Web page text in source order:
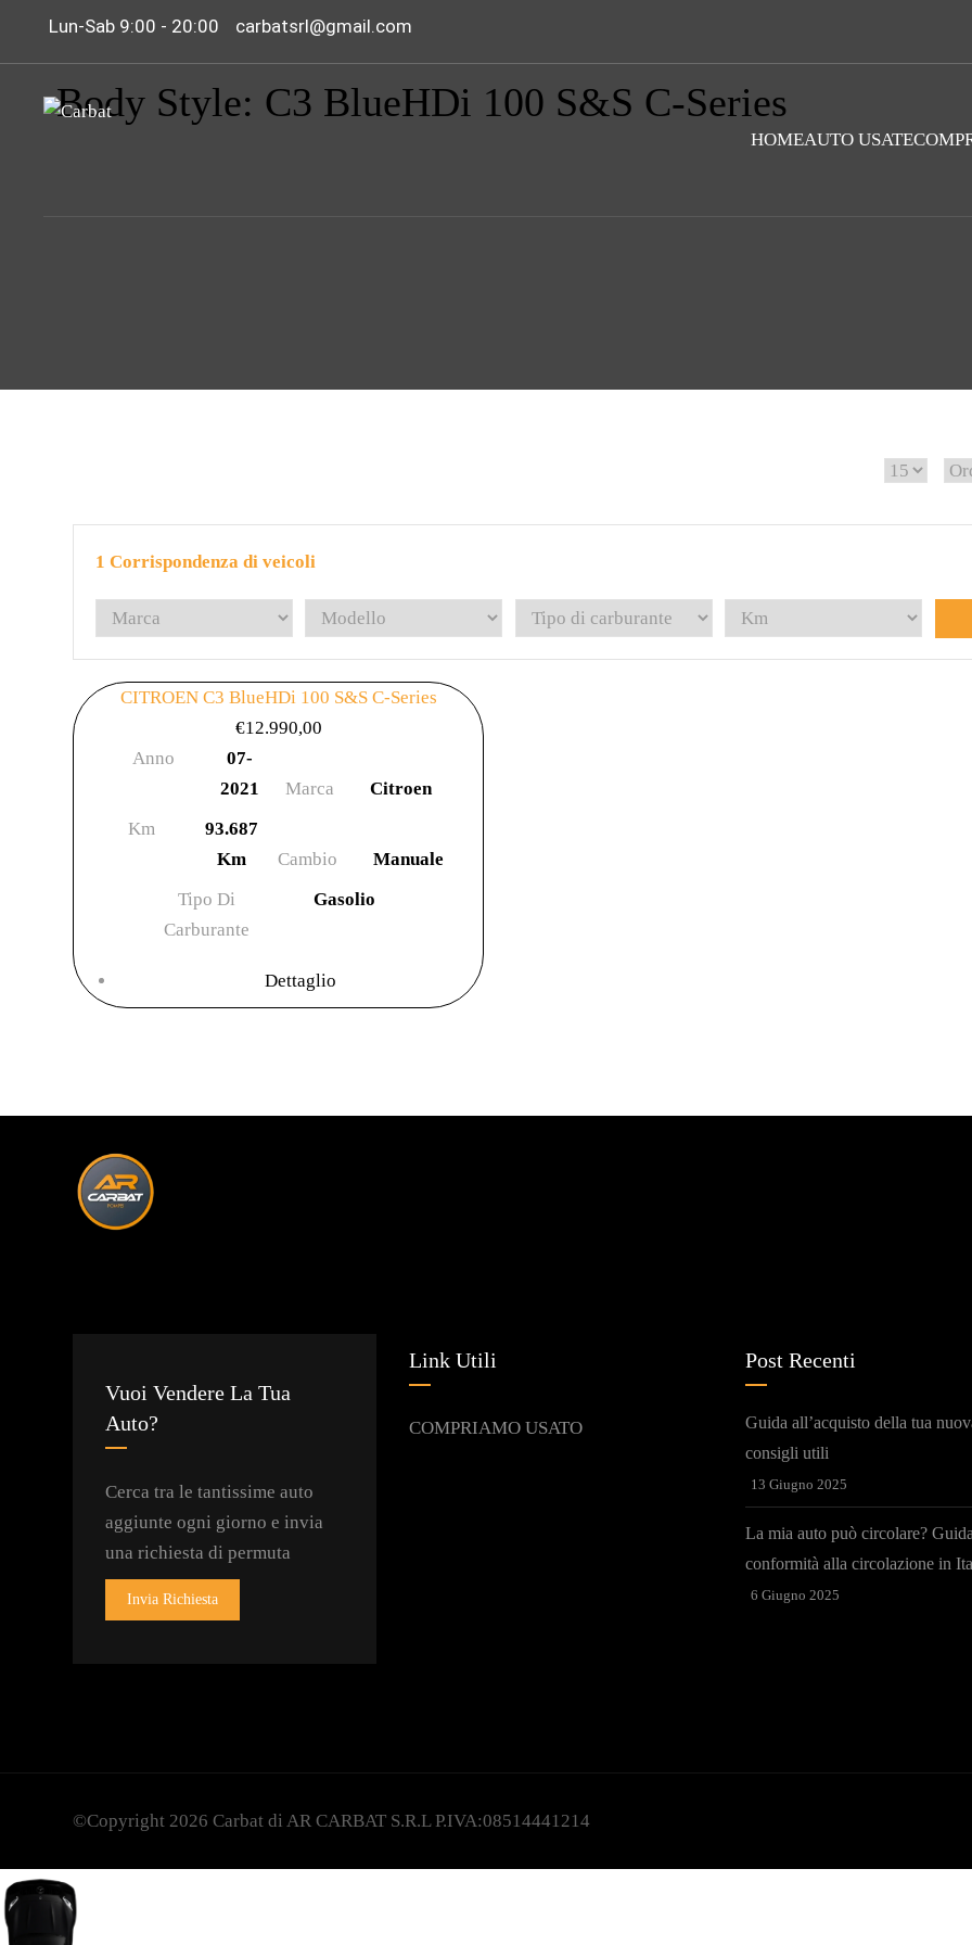
Lun-Sab 9:00 - 20:00 carbatsrl@gmail.com
HOMEAUTO USATE
Body Style: C3 BlueHDi 100 S&S C-Series
1 Corrispondenza di veicoli
CITROEN C3 BlueHDi 100 S&S C-Series
€12.990,00
Anno
07-
2021
Marca
Citroen
Km
93.687
Km
Cambio
Manuale
Tipo Di
Carburante
Gasolio
Dettaglio
Vuoi Vendere La Tua
Auto?
Cerca tra le tantissime auto
aggiunte ogni giorno e invia
una richiesta di permuta
Invia Richiesta
Link Utili
COMPRIAMO USATO
Post Recenti
Guida all’acquisto della tua
consigli utili
13 Giugno 2025
La mia auto può circolare?
conformità alla circolazione in
6 Giugno 2025
©Copyright 2026 Carbat di AR CARBAT S.R.L P.IVA:08514441214